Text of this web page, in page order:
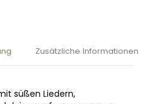
Zusätzliche Informationen
süßen Liedern,